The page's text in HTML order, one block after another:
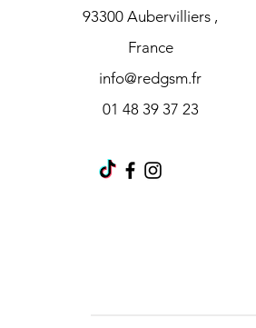
93300 Aubervilliers ,
France
info@redgsm.fr
01 48 39 37 23